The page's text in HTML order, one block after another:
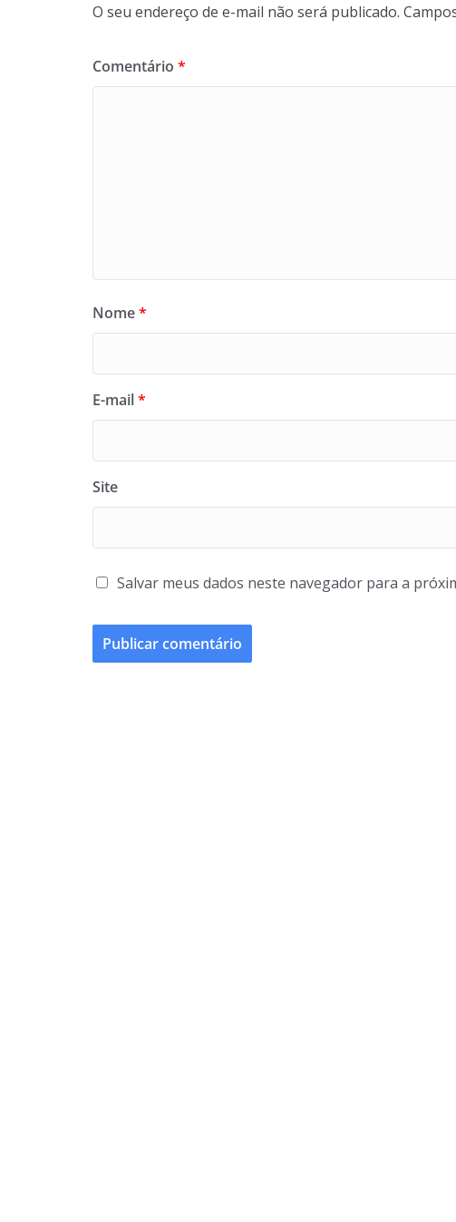
O seu endereço de e-mail não será publicado.
Comentário *
Nome*
E-mail*
Site
Salvar meus dados neste navegador para a